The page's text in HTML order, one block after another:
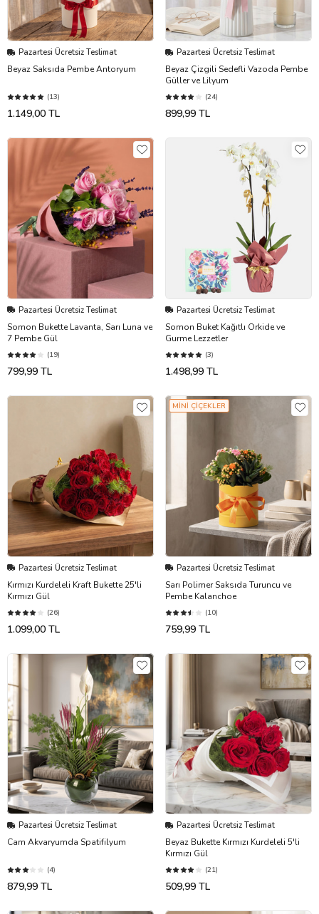
Pazartesi Ücretsiz Teslimat
Beyaz Saksıda Pembe Antoryum
(13)
1.149,00 TL
Pazartesi Ücretsiz Teslimat
Beyaz Çizgili Sedefli Vazoda Pembe
Güller ve Lilyum
(24)
899,99 TL
Pazartesi Ücretsiz Teslimat
Somon Bukette Lavanta, Sarı Luna ve
7 Pembe Gül
(19)
799,99 TL
Pazartesi Ücretsiz Teslimat
Somon Buket Kağıtlı Orkide ve
Gurme Lezzetler
(3)
1.498,99 TL
Pazartesi Ücretsiz Teslimat
Kırmızı Kurdeleli Kraft Bukette 25'li
Kırmızı Gül
(26)
1.099,00 TL
MİNİ ÇİÇEKLER
Pazartesi Ücretsiz Teslimat
Sarı Polimer Saksıda Turuncu ve
Pembe Kalanchoe
(10)
759,99 TL
Pazartesi Ücretsiz Teslimat
Cam Akvaryumda Spatifilyum
(4)
879,99 TL
Pazartesi Ücretsiz Teslimat
Beyaz Bukette Kırmızı Kurdeleli 5'li
Kırmızı Gül
(21)
509,99 TL